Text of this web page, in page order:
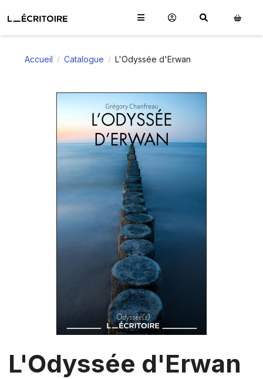
Accueil / Catalogue / L'Odyssée d'Erwan
L'Odyssée d'Erwan